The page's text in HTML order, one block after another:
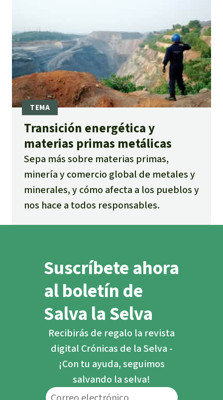
Transición energética y
materias primas metálicas
Sepa más sobre materias primas,
minería y comercio global de metales y
minerales, y cómo afecta a los pueblos y
nos hace a todos responsables.
Suscríbete ahora
al boletín de
Salva la Selva
Recibirás de regalo la revista
digital Crónicas de la Selva -
¡Con tu ayuda, seguimos
salvando la selva!